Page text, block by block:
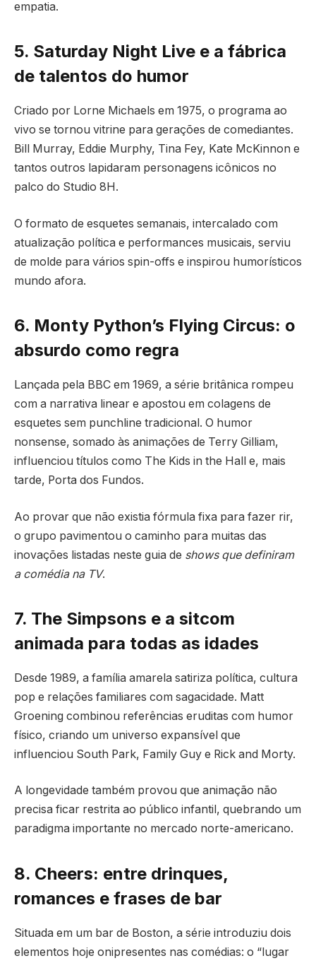
empatia.
5. Saturday Night Live e a fábrica
de talentos do humor
Criado por Lorne Michaels em 1975, o programa ao
vivo se tornou vitrine para gerações de comediantes.
Bill Murray, Eddie Murphy, Tina Fey, Kate McKinnon e
tantos outros lapidaram personagens icônicos no
palco do Studio 8H.
O formato de esquetes semanais, intercalado com
atualização política e performances musicais, serviu
de molde para vários spin-offs e inspirou humorísticos
mundo afora.
6. Monty Python’s Flying Circus: o
absurdo como regra
Lançada pela BBC em 1969, a série britânica rompeu
com a narrativa linear e apostou em colagens de
esquetes sem punchline tradicional. O humor
nonsense, somado às animações de Terry Gilliam,
influenciou títulos como The Kids in the Hall e, mais
tarde, Porta dos Fundos.
Ao provar que não existia fórmula fixa para fazer rir,
o grupo pavimentou o caminho para muitas das
inovações listadas neste guia de shows que definiram
a comédia na TV.
7. The Simpsons e a sitcom
animada para todas as idades
Desde 1989, a família amarela satiriza política, cultura
pop e relações familiares com sagacidade. Matt
Groening combinou referências eruditas com humor
físico, criando um universo expansível que
influenciou South Park, Family Guy e Rick and Morty.
A longevidade também provou que animação não
precisa ficar restrita ao público infantil, quebrando um
paradigma importante no mercado norte-americano.
8. Cheers: entre drinques,
romances e frases de bar
Situada em um bar de Boston, a série introduziu dois
elementos hoje onipresentes nas comédias: o “lugar